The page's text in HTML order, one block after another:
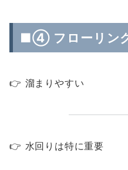
■④ フローリン
👉 溜まりやすい
👉 水回りは特に重要